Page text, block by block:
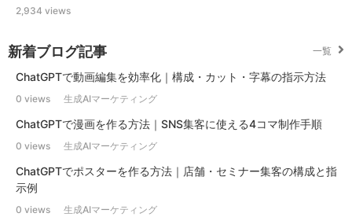
2,934 views
新着ブログ記事 一覧
ChatGPTで動画編集を効率化｜構成・カット・字幕の指示方法
0 views 生成AIマーケティング
ChatGPTで漫画を作る方法｜SNS集客に使える4コマ制作手順
0 views 生成AIマーケティング
ChatGPTでポスターを作る方法｜店舗・セミナー集客の構成と指
示例
0 views 生成AIマーケティング